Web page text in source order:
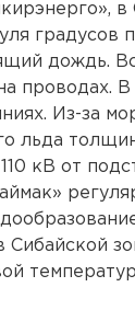
в
градусов
дождь.
проводах.
Из-за
льда
кВ от